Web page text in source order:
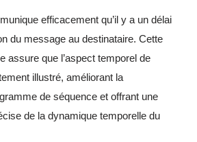
efficacement qu’il y a un délai
du message au destinataire. Cette
assure que l’aspect temporel de
illustré, améliorant la
de séquence et offrant une
de la dynamique temporelle du